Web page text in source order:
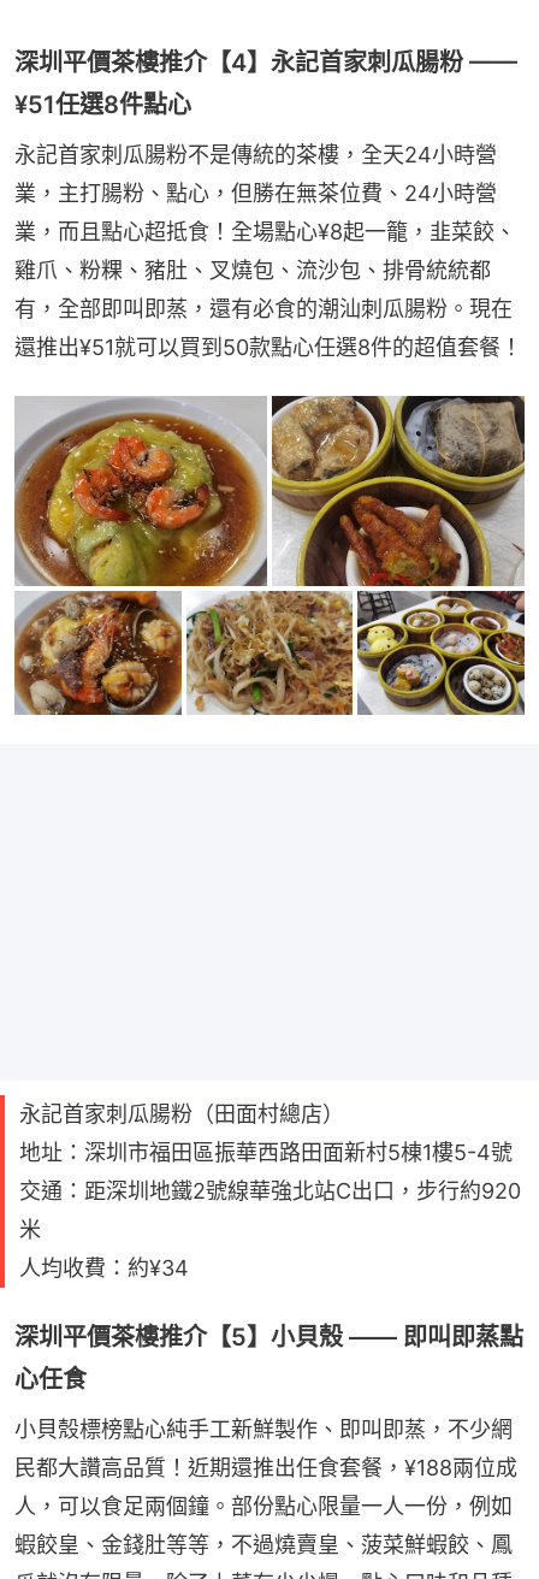
深圳平價茶樓推介【4】永記首家刺瓜腸粉 ——
¥51任選8件點心
永記首家刺瓜腸粉不是傳統的茶樓，全天24小時營
業，主打腸粉、點心，但勝在無茶位費、24小時營
業，而且點心超抵食！全場點心¥8起一籠，韭菜餃、
雞爪、粉粿、豬肚、叉燒包、流沙包、排骨統統都
有，全部即叫即蒸，還有必食的潮汕刺瓜腸粉。現在
還推出¥51就可以買到50款點心任選8件的超值套餐！
永記首家刺瓜腸粉（田面村總店）
地址：深圳市福田區振華西路田面新村5棟1樓5-4號
交通：距深圳地鐵2號線華強北站C出口，步行約920
米
人均收費：約¥34
深圳平價茶樓推介【5】小貝殼 —— 即叫即蒸點
心任食
小貝殼標榜點心純手工新鮮製作、即叫即蒸，不少網
民都大讚高品質！近期還推出任食套餐，¥188兩位成
人，可以食足兩個鐘。部份點心限量一人一份，例如
蝦餃皇、金錢肚等等，不過燒賣皇、菠菜鮮蝦餃、鳳